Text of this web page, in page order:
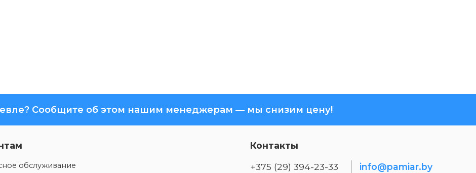
Сообщите об этом нашим менеджерам — мы снизим цену!
обслуживание
Контакты
+375 (29) 394-23-33
info@pamiar.by